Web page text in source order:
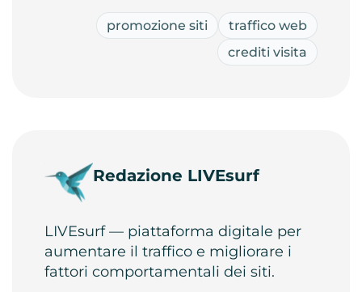
promozione siti
traffico web
crediti visita
Redazione LIVEsurf
LIVEsurf — piattaforma digitale per
aumentare il traffico e migliorare i
fattori comportamentali dei siti.